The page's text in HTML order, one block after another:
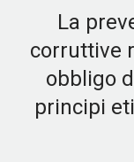
La
corruttive
obbligo
principi